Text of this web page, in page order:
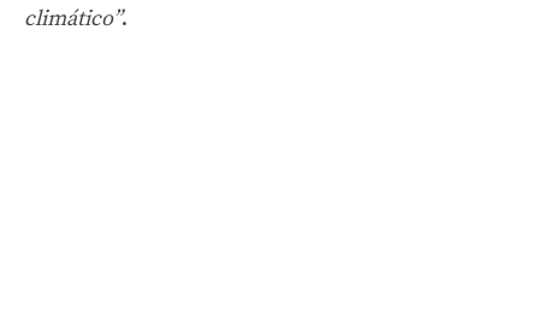
climático”.